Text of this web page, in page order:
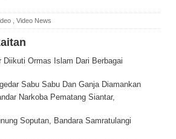
Video News
Diikuti Ormas Islam Dari Berbagai
Sabu Sabu Dan Ganja Diamankan
Narkoba Pematang Siantar,
Soputan, Bandara Samratulangi